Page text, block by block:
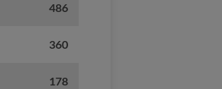
486
360
178